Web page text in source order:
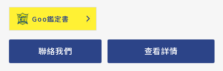
Goo鑑定書
聯絡我們 查看詳情